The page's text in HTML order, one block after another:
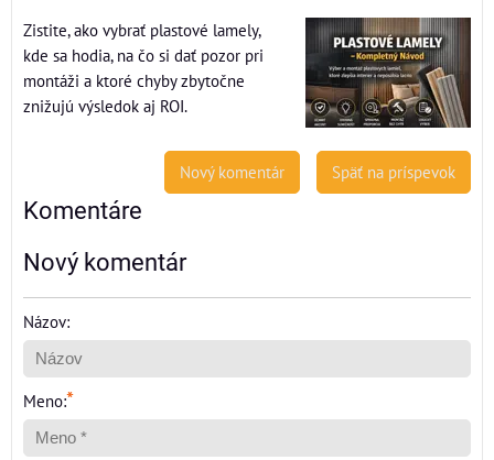
Zistite, ako vybrať plastové lamely,
kde sa hodia, na čo si dať pozor pri
montáži a ktoré chyby zbytočne
znižujú výsledok aj ROI.
Späť na príspevok
Nový komentár
Komentáre
Nový komentár
Názov:
Meno:*